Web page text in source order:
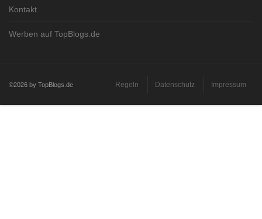
Kontakt
Werben auf TopBlogs.de
©2026 by TopBlogs.de Regeln Datenschutz Impressum